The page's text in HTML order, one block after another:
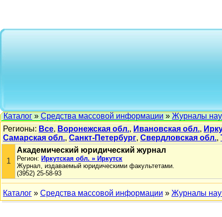
Каталог » Средства массовой информации » Журналы
Регионы: Все, Воронежская обл., Ивановская обл.,
Самарская обл., Санкт-Петербург, Свердловская обл.,
1
Академический юридический журнал
Регион: Иркутская обл. » Иркутск
Журнал, издаваемый юридическими факультетами.
(3952) 25-58-93
Каталог » Средства массовой информации » Журналы